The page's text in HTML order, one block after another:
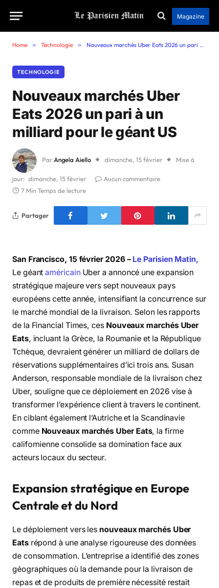
Magazine
Home » Technologie » Nouveaux marchés Uber Eats 2026 un pari à un milliard pour le géant US
TECHNOLOGIE
Nouveaux marchés Uber
Eats 2026 un pari à un
milliard pour le géant US
Par Angela Aiello dimanche, 15 février Mise à
jour: dimanche, 15 février
Aucun commentaire
7 Min Temps de lecture
Partager
San Francisco, 15 février 2026 – Le Parisien Matin,
Le géantaméricainUber a annoncé une expansion
stratégique majeure vers sept nouveaux pays
européens cette année, intensifiant la concurrence sur
le marché mondial de la livraison. Selon les rapports
de la Financial Times, ces Nouveaux marchés Uber
Eats, incluant la Grèce, la Roumanie et la République
Tchèque, devraient générer un milliard de dollars de
réservations supplémentaires d’ici trois ans. Susan
Anderson, responsable mondiale de la livraison chez
Uber, souligne que ce déploiement en 2026 vise à
transformer l’expérience client à travers le continent.
En ciblant également l’Autriche et la Scandinavie
comme Nouveaux marchés Uber Eats, la firme
californienne consolide sa domination face aux
acteurs locaux du secteur.
Expansion stratégique en Europe
Centrale et du Nord
Le déploiement vers les nouveaux marchés Uber
Eatsrépond à une analyse rigoureuse des données
de consommation. L’entreprise a identifié des zones
géographiques où la demande pour la livraison de
repas et de produits de première nécessité restait